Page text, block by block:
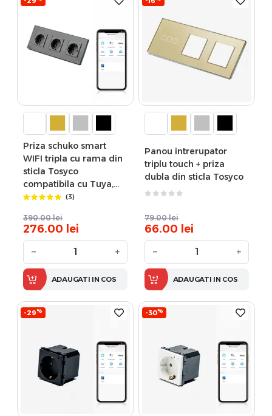
Priza schuko smart
WIFI tripla cu rama din
sticla Tosyco
compatibila cu Tuya,
Google Home, Amazon
(3)
390.00 lei
276.00 lei
− +
ADAUGATI IN COS
Panou intrerupator
triplu touch + priza
dubla din sticla Tosyco
79.00 lei
66.00 lei
− +
ADAUGATI IN COS
-29% -30%